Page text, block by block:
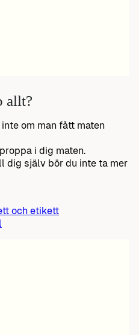
allt?
om man fått maten
i dig maten.
dig själv bör du inte ta mer
och etikett